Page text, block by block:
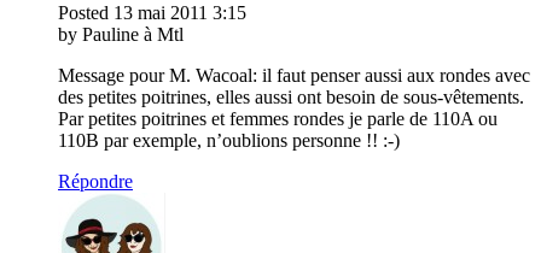
Posted 13 mai 2011 3:15
by Pauline à Mtl
Message pour M. Wacoal: il faut penser aussi aux rondes avec
des petites poitrines, elles aussi ont besoin de sous-vêtements.
Par petites poitrines et femmes rondes je parle de 110A ou
110B par exemple, n’oublions personne !! :-)
Répondre